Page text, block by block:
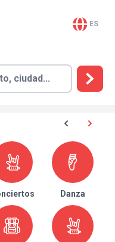
ES
Danza